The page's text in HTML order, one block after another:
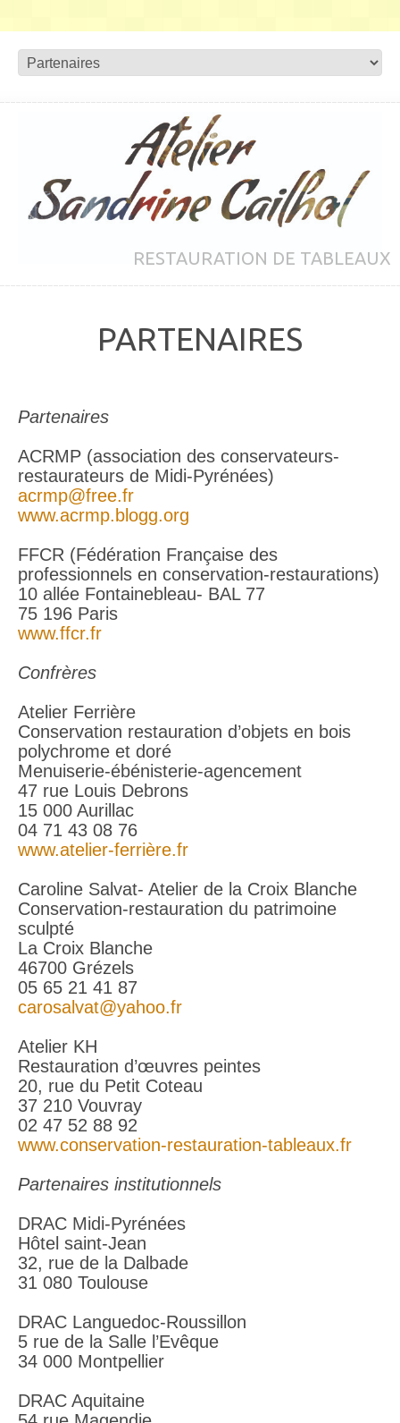
RESTAURATION DE TABLEAUX
PARTENAIRES
Partenaires
ACRMP (association des conservateurs-
restaurateurs de Midi-Pyrénées)
acrmp@free.fr
www.acrmp.blogg.org
FFCR (Fédération Française des
professionnels en conservation-restaurations)
10 allée Fontainebleau- BAL 77
75 196 Paris
www.ffcr.fr
Confrères
Atelier Ferrière
Conservation restauration d’objets en bois
polychrome et doré
Menuiserie-ébénisterie-agencement
47 rue Louis Debrons
15 000 Aurillac
04 71 43 08 76
www.atelier-ferrière.fr
Caroline Salvat- Atelier de la Croix Blanche
Conservation-restauration du patrimoine
sculpté
La Croix Blanche
46700 Grézels
05 65 21 41 87
carosalvat@yahoo.fr
Atelier KH
Restauration d’œuvres peintes
20, rue du Petit Coteau
37 210 Vouvray
02 47 52 88 92
www.conservation-restauration-tableaux.fr
Partenaires institutionnels
DRAC Midi-Pyrénées
Hôtel saint-Jean
32, rue de la Dalbade
31 080 Toulouse
DRAC Languedoc-Roussillon
5 rue de la Salle l’Evêque
34 000 Montpellier
DRAC Aquitaine